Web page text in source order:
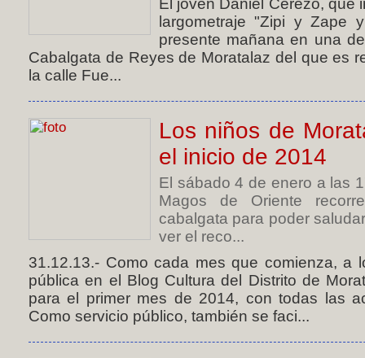
El joven Daniel Cerezo, que
largometraje "Zipi y Zape
presente mañana en una
Cabalgata de Reyes de Moratalaz del que es
la calle Fue...
Los niños de
el inicio de 2014
El sábado 4 de enero a las
Magos de Oriente
cabalgata para poder
ver el reco...
31.12.13.- Como cada mes que comienza, a
pública en el Blog Cultura del Distrito de
para el primer mes de 2014, con todas las
Como servicio público, también se faci...